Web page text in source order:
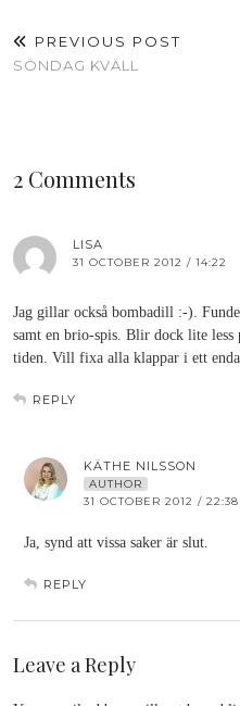
PREVIOUS POST
SÖNDAG KVÄLL
2 Comments
LISA
31 OCTOBER 2012 / 14:22
Jag gillar också bombadill :-).
samt en brio-spis. Blir dock lite less
tiden. Vill fixa alla klappar i ett
REPLY
KÄTHE NILSSON
AUTHOR
31 OCTOBER 2012 / 22:38
Ja, synd att vissa saker är slut.
REPLY
Leave a Reply